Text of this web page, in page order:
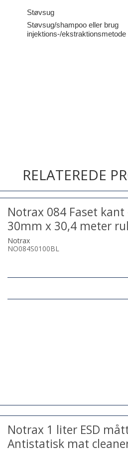
Støvsug
Støvsug/shampoo eller brug
injektions-/ekstraktionsmetode
RELATEREDE
Notrax 084 Faset
30mm x 30,4 meter
Notrax
NO084S0100BL
Notrax 1 liter ESD
Antistatisk mat